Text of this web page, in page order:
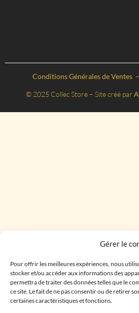
Gérer le
Pour offrir les meilleures expériences, nous
stocker et/ou accéder aux informations des
permettra de traiter des données telles que le
ce site. Le fait de ne pas consentir ou de retirer
certaines caractéristiques et fonctions.
Conditions Générales de Ventes –
© 2025 Collec Store – Site créé par